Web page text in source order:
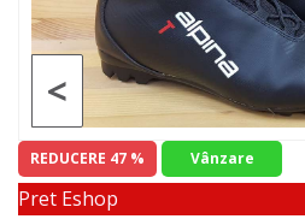
<
REDUCERE 47 % Vânzare
Pret Eshop